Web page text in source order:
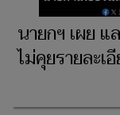
นายกฯ เผย
ไม่คุยรายละ